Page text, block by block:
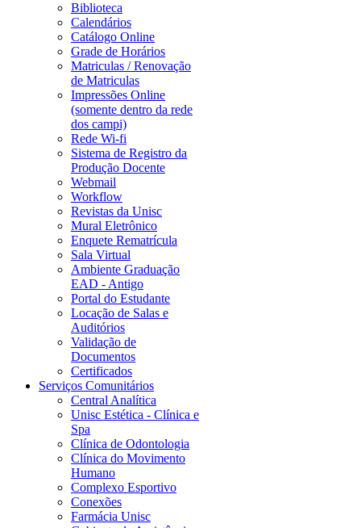
Biblioteca
Calendários
Catálogo Online
Grade de Horários
Matriculas / Renovação
de Matriculas
Impressões Online
(somente dentro da rede
dos campi)
Rede Wi-fi
Sistema de Registro da
Produção Docente
Webmail
Workflow
Revistas da Unisc
Mural Eletrônico
Enquete Rematrícula
Sala Virtual
Ambiente Graduação
EAD - Antigo
Portal do Estudante
Locação de Salas e
Auditórios
Validação de
Documentos
Certificados
Serviços Comunitários
Central Analítica
Unisc Estética - Clínica e
Spa
Clínica de Odontologia
Clínica do Movimento
Humano
Complexo Esportivo
Conexões
Farmácia Unisc